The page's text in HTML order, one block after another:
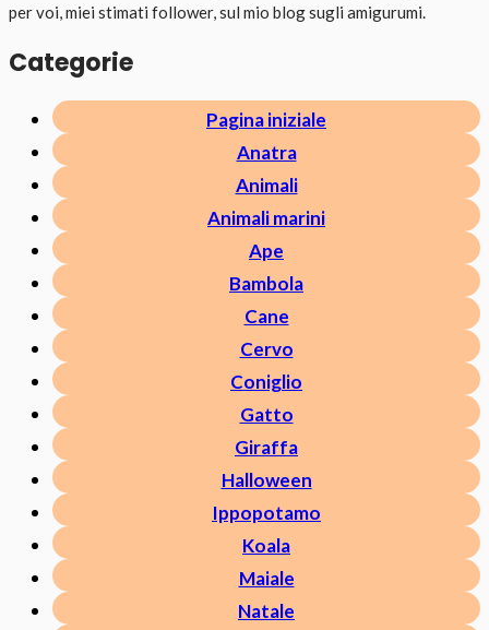
per voi, miei stimati follower, sul mio blog sugli amigurumi.
Categorie
Pagina iniziale
Anatra
Animali
Animali marini
Ape
Bambola
Cane
Cervo
Coniglio
Gatto
Giraffa
Halloween
Ippopotamo
Koala
Maiale
Natale